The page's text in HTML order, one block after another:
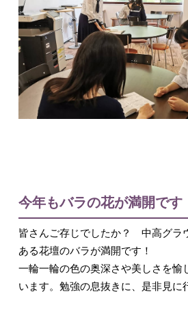
今年もバラの花が満開です
皆さんご存じでしたか？ 中高グラ
ある花壇のバラが満開です！
一輪一輪の色の奥深さや美しさを愉
います。勉強の息抜きに、是非見に